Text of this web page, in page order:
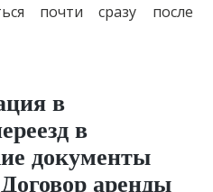
почти сразу после
в
в
документы
аренды